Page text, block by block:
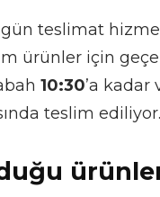
gün teslimat
ürünler için
10:30’a kadar
teslim ediliyor.